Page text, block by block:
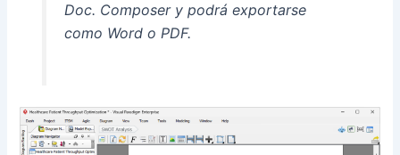
Doc. Composer y podrá exportarse
como Word o PDF.